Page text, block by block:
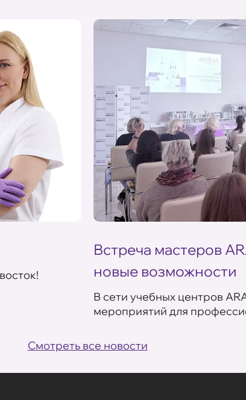
Встреча мастеров
новые возможности
В сети учебных центров
мероприятий для
Смотреть все новости